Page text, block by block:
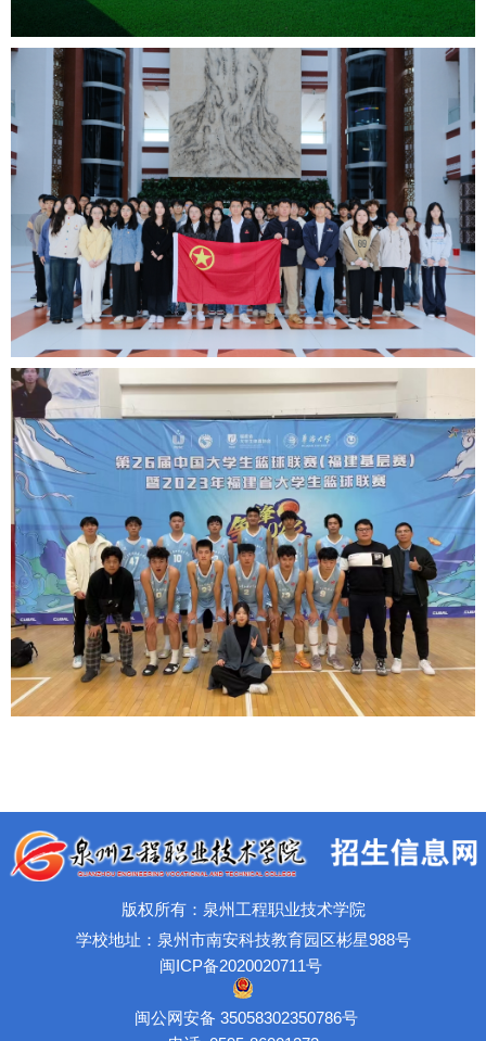
版权所有：泉州工程职业技术学院
学校地址：泉州市南安科技教育园区彬星988号
闽ICP备2020020711号
闽公网安备 35058302350786号